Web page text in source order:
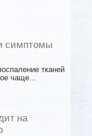
симптомы
тканей
чаще...
на